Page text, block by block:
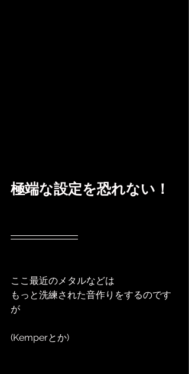
極端な設定を恐れない！
ここ最近のメタルなどは
もっと洗練された音作りをするのです
が
(Kemperとか)